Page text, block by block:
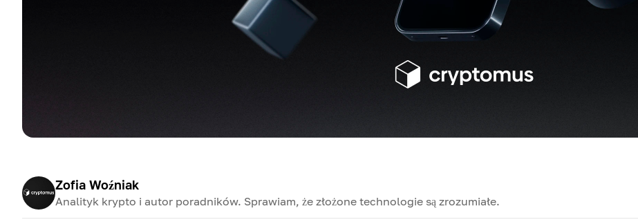
Zofia Woźniak
Analityk krypto i autor poradników. Sprawiam, że złożone technologie są zrozumiałe.